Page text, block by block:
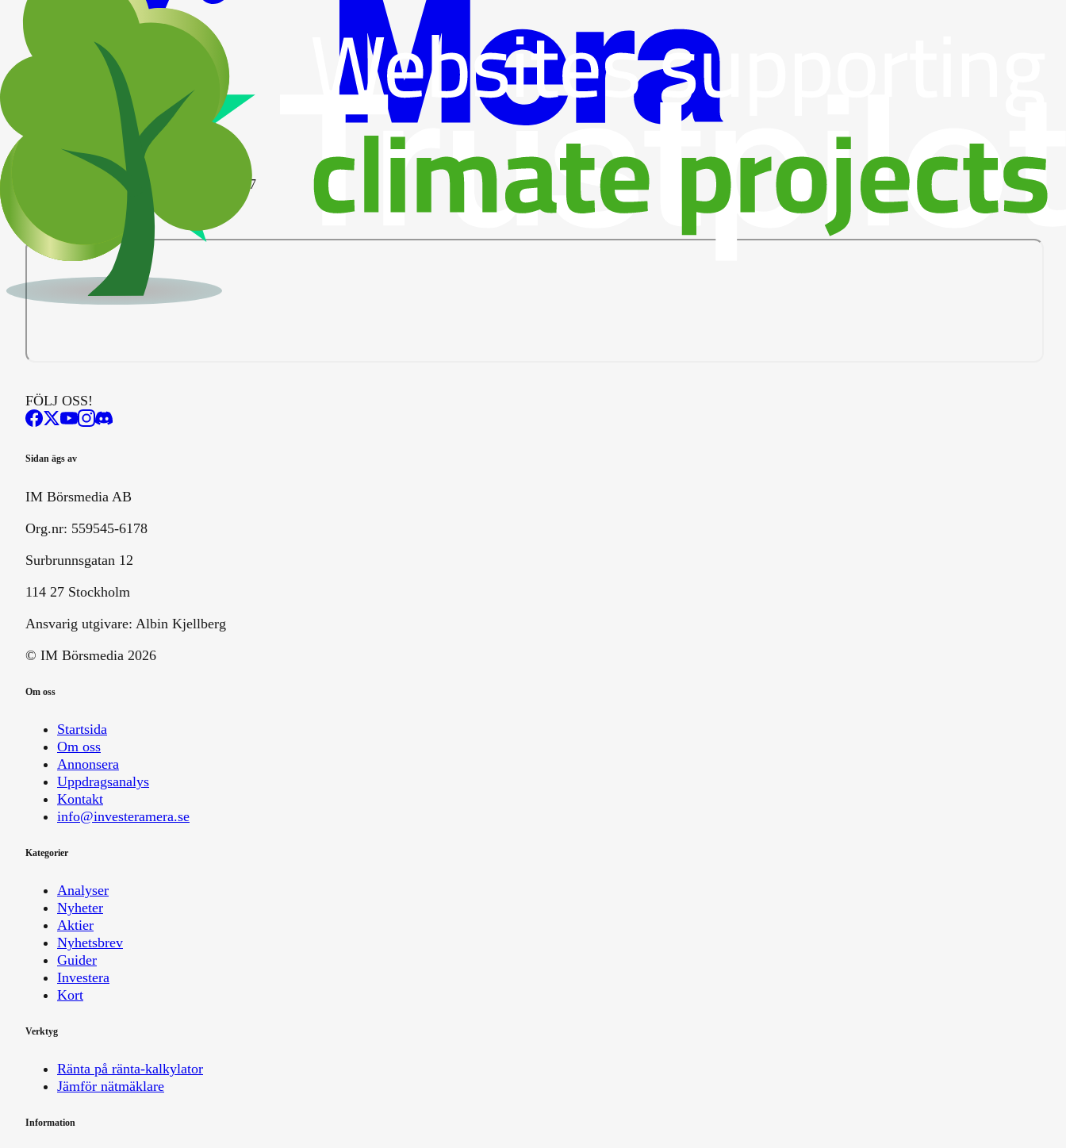
Finwire / InvesteraMera
onsdag 3 juni 2026 kl. 14:47
Lyssna
FÖLJ OSS!
Sidan ägs av
IM Börsmedia AB
Org.nr: 559545-6178
Surbrunnsgatan 12
114 27 Stockholm
Ansvarig utgivare: Albin Kjellberg
© IM Börsmedia 2026
Om oss
Startsida
Om oss
Annonsera
Uppdragsanalys
Kontakt
info@investeramera.se
Kategorier
Analyser
Nyheter
Aktier
Nyhetsbrev
Guider
Investera
Kort
Verktyg
Ränta på ränta-kalkylator
Jämför nätmäklare
Information